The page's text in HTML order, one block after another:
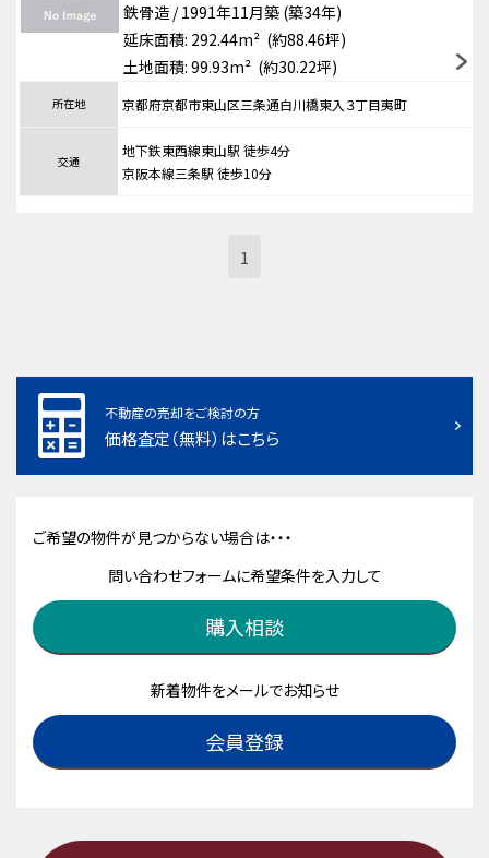
鉄骨造 / 1991年11月築 (築34年)
延床面積: 292.44m² (約88.46坪)
土地面積: 99.93m² (約30.22坪)
所在地 京都府京都市東山区三条通白川橋東入３丁目夷町
交通
地下鉄東西線東山駅 徒歩4分
京阪本線三条駅 徒歩10分
1
不動産の売却をご検討の方
価格査定（無料）はこちら
ご希望の物件が見つからない場合は・・・
問い合わせフォームに希望条件を入力して
購入相談
新着物件をメールでお知らせ
会員登録